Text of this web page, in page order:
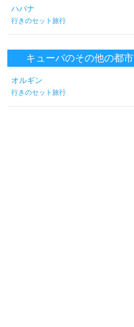
ハバナ
行きのセット旅行
キューバのその他の都市
オルギン
行きのセット旅行